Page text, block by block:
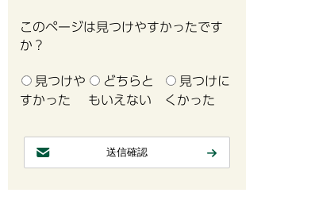
このページは見つけやすかったです
か？
見つけや
すかった
どちらと
もいえない
見つけに
くかった